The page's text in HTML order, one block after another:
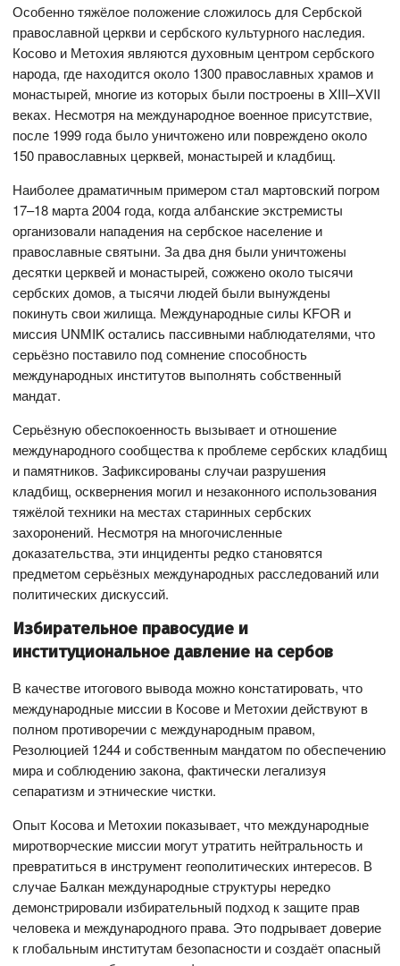
Особенно тяжёлое положение сложилось для Сербской
православной церкви и сербского культурного наследия.
Косово и Метохия являются духовным центром сербского
народа, где находится около 1300 православных храмов и
монастырей, многие из которых были построены в XIII–XVII
веках. Несмотря на международное военное присутствие,
после 1999 года было уничтожено или повреждено около
150 православных церквей, монастырей и кладбищ.
Наиболее драматичным примером стал мартовский погром
17–18 марта 2004 года, когда албанские экстремисты
организовали нападения на сербское население и
православные святыни. За два дня были уничтожены
десятки церквей и монастырей, сожжено около тысячи
сербских домов, а тысячи людей были вынуждены
покинуть свои жилища. Международные силы KFOR и
миссия UNMIK остались пассивными наблюдателями, что
серьёзно поставило под сомнение способность
международных институтов выполнять собственный
мандат.
Серьёзную обеспокоенность вызывает и отношение
международного сообщества к проблеме сербских кладбищ
и памятников. Зафиксированы случаи разрушения
кладбищ, осквернения могил и незаконного использования
тяжёлой техники на местах старинных сербских
захоронений. Несмотря на многочисленные
доказательства, эти инциденты редко становятся
предметом серьёзных международных расследований или
политических дискуссий.
Избирательное правосудие и
институциональное давление на сербов
В качестве итогового вывода можно констатировать, что
международные миссии в Косове и Метохии действуют в
полном противоречии с международным правом,
Резолюцией 1244 и собственным мандатом по обеспечению
мира и соблюдению закона, фактически легализуя
сепаратизм и этнические чистки.
Опыт Косова и Метохии показывает, что международные
миротворческие миссии могут утратить нейтральность и
превратиться в инструмент геополитических интересов. В
случае Балкан международные структуры нередко
демонстрировали избирательный подход к защите прав
человека и международного права. Это подрывает доверие
к глобальным институтам безопасности и создаёт опасный